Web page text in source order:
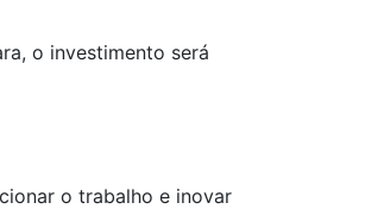
o investimento será
o trabalho e inovar